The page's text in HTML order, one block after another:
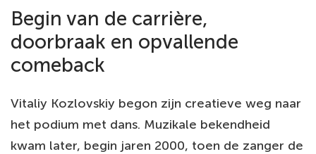
Begin van de carrière,
doorbraak en opvallende
comeback
Vitaliy Kozlovskiy begon zijn creatieve weg naar
het podium met dans. Muzikale bekendheid
kwam later, begin jaren 2000, toen de zanger de